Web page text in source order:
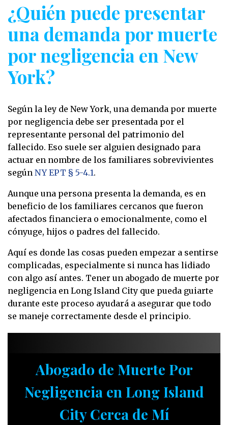
¿Quién puede presentar
una demanda por muerte
por negligencia en New
York?
Según la ley de New York, una demanda por muerte
por negligencia debe ser presentada por el
representante personal del patrimonio del
fallecido. Eso suele ser alguien designado para
actuar en nombre de los familiares sobrevivientes
según NY EPT § 5-4.1.
Aunque una persona presenta la demanda, es en
beneficio de los familiares cercanos que fueron
afectados financiera o emocionalmente, como el
cónyuge, hijos o padres del fallecido.
Aquí es donde las cosas pueden empezar a sentirse
complicadas, especialmente si nunca has lidiado
con algo así antes. Tener un abogado de muerte por
negligencia en Long Island City que pueda guiarte
durante este proceso ayudará a asegurar que todo
se maneje correctamente desde el principio.
Abogado de Muerte Por
Negligencia en Long Island
City Cerca de Mí